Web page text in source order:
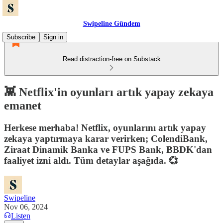
Swipeline Gündem
Subscribe
Sign in
Read distraction-free on Substack
👾 Netflix'in oyunları artık yapay zekaya
emanet
Herkese merhaba! Netflix, oyunlarını artık yapay
zekaya yaptırmaya karar verirken; ColendiBank,
Ziraat Dinamik Banka ve FUPS Bank, BBDK'dan
faaliyet izni aldı. Tüm detaylar aşağıda. 💞
Swipeline
Nov 06, 2024
Listen